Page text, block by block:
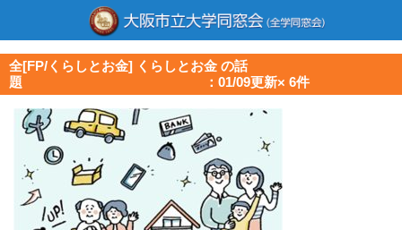
全[FP/くらしとお金] くらしとお金 の話
題 ：01/09更新× 6件